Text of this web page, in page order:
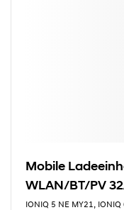
Mobile
WLAN/BT/PV
IONIQ 5 NE MY21,